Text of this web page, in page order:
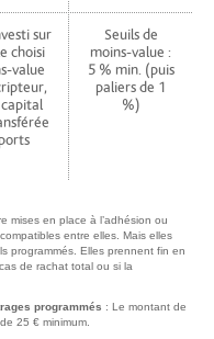
sur
choisi
value
Seuils de
moins-value :
5 % min. (puis
paliers de 1
%)
mises en place à l’adhésion ou
entre elles. Mais elles
programmés. Elles prennent fin en
de rachat total ou si la
programmés : Le montant de
25 € minimum.